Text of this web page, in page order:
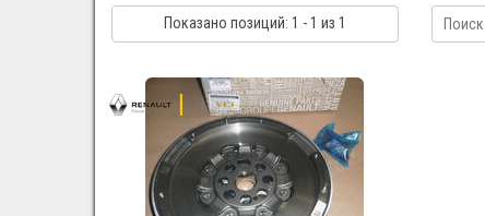
Показано позиций: 1 - 1 из 1